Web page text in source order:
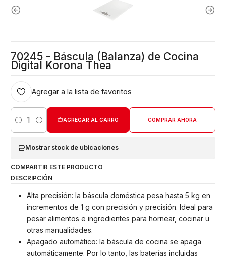
70245 - Báscula (Balanza) de Cocina
Digital Korona Thea
Agregar a la lista de favoritos
Cantidad
AGREGAR AL CARRO COMPRAR AHORA
Mostrar stock de ubicaciones
COMPARTIR ESTE PRODUCTO
DESCRIPCIÓN
Alta precisión: la báscula doméstica pesa hasta 5 kg en
incrementos de 1 g con precisión y precisión. Ideal para
pesar alimentos e ingredientes para hornear, cocinar u
otras manualidades.
Apagado automático: la báscula de cocina se apaga
automáticamente. Por lo tanto, las baterías incluidas